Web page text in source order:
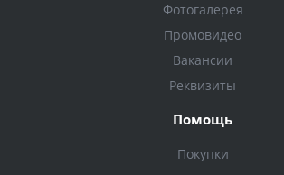
Фотогалерея
Промовидео
Вакансии
Реквизиты
Помощь
Покупки